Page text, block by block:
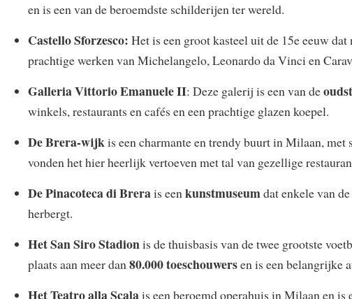
en is een van de beroemdste schilderijen ter wereld.
Castello Sforzesco: Het is een groot kasteel uit de 15e eeuw
prachtige werken van Michelangelo, Leonardo da Vinci en
Galleria Vittorio Emanuele II: Deze galerij is een van de
winkels, restaurants en cafés en een prachtige glazen koepel.
De Brera-wijkis een charmante en trendy buurt in Milaan,
vonden het hier heerlijk vertoeven met tal van gezellige
De Pinacoteca di Brerais eenkunstmuseumdat enkele van
herbergt.
Het San Siro Stadionis de thuisbasis van de twee grootste
plaats aan meer dan80.000 toeschouwersen is een belangrijke
Het Teatro alla Scalais een beroemd operahuis in Milaan en is